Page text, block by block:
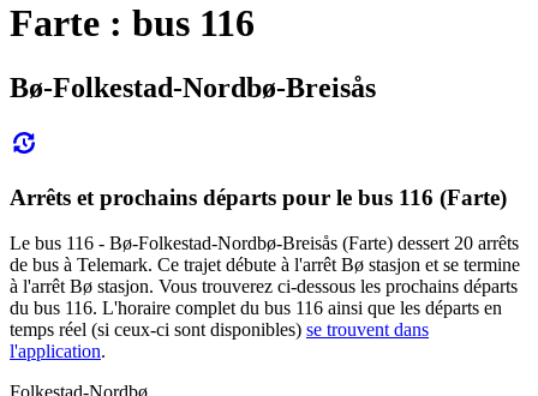
Farte : bus 116
Bø-Folkestad-Nordbø-Breisås
Arrêts et prochains départs pour le bus 116 (Farte)
Le bus 116 - Bø-Folkestad-Nordbø-Breisås (Farte) dessert 20 arrêts
de bus à Telemark. Ce trajet débute à l'arrêt Bø stasjon et se termine
à l'arrêt Bø stasjon. Vous trouverez ci-dessous les prochains départs
du bus 116. L'horaire complet du bus 116 ainsi que les départs en
temps réel (si ceux-ci sont disponibles) se trouvent dans
l'application.